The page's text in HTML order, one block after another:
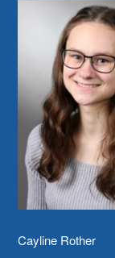
Cayline Rother